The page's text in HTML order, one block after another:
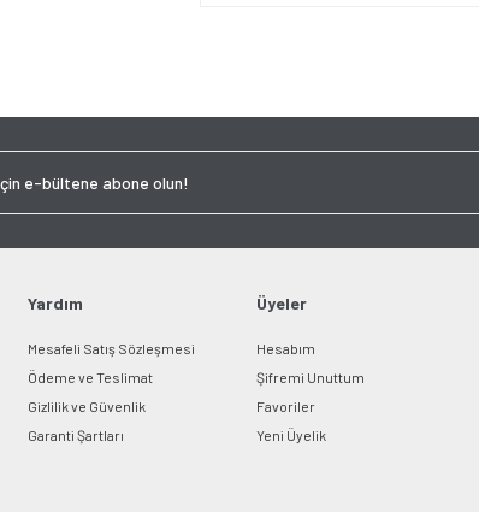
Yardım
Mesafeli Satış Sözleşmesi
Ödeme ve Teslimat
Gizlilik ve Güvenlik
Garanti Şartları
Üyeler
Hesabım
Şifremi Unuttum
Favoriler
Yeni Üyelik